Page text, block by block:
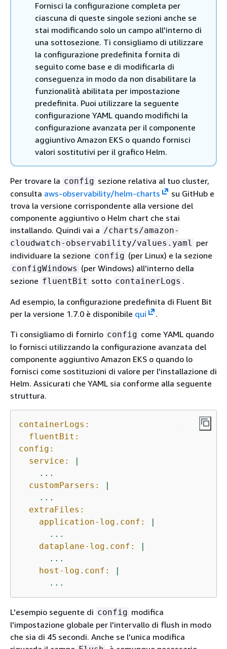
Fornisci la configurazione completa per
ciascuna di queste singole sezioni anche se
stai modificando solo un campo all'interno di
una sottosezione. Ti consigliamo di utilizzare
la configurazione predefinita fornita di
seguito come base e di modificarla di
conseguenza in modo da non disabilitare la
funzionalità abilitata per impostazione
predefinita. Puoi utilizzare la seguente
configurazione YAML quando modifichi la
configurazione avanzata per il componente
aggiuntivo Amazon EKS o quando fornisci
valori sostitutivi per il grafico Helm.
Per trovare la config sezione relativa al tuo cluster,
consulta aws-observability/helm-charts
su GitHub e
trova la versione corrispondente alla versione del
componente aggiuntivo o Helm chart che stai
installando. Quindi vai a /charts/amazon-
cloudwatch-observability/values.yaml per
individuare la sezione config (per Linux) e la sezione
configWindows (per Windows) all'interno della
sezione fluentBit sotto containerLogs .
Ad esempio, la configurazione predefinita di Fluent Bit
per la versione 1.7.0 è disponibile qui
.
Ti consigliamo di fornirlo config come YAML quando
lo fornisci utilizzando la configurazione avanzata del
componente aggiuntivo Amazon EKS o quando lo
fornisci come sostituzioni di valore per l'installazione di
Helm. Assicurati che YAML sia conforme alla seguente
struttura.
containerLogs:
fluentBit:
config:
service:
|
customParsers:
|
extraFiles:
application-log.conf:
|
dataplane-log.conf:
|
host-log.conf:
|
...
L'esempio seguente di config modifica
l'impostazione globale per l'intervallo di flush in modo
che sia di 45 secondi. Anche se l'unica modifica